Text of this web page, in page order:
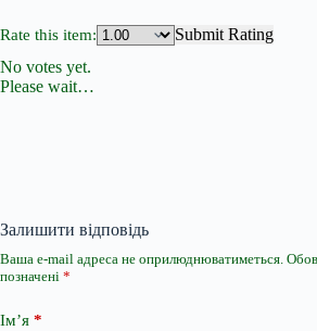
Rate this item:
Submit Rating
No votes yet.
Please wait…
Залишити відповідь
Ваша e-mail адреса не оприлюднюватиметься.
позначені *
Ім’я *